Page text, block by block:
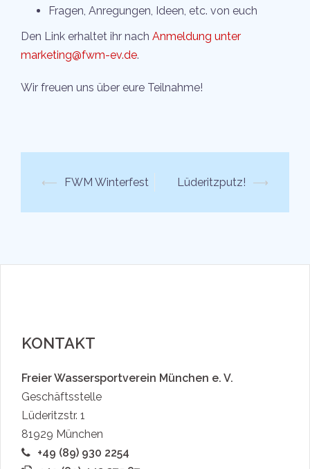
Fragen, Anregungen, Ideen, etc. von euch
Den Link erhaltet ihr nach Anmeldung unter
marketing@fwm-ev.de.
Wir freuen uns über eure Teilnahme!
Beitrags-
⟵ FWM Winterfest Lüderitzputz! ⟶
KONTAKT
Freier Wassersportverein München e. V.
Geschäftsstelle
Lüderitzstr. 1
81929 München
+49 (89) 930 2254